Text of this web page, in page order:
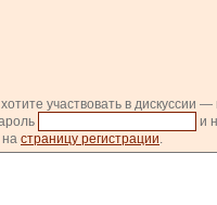
участвовать в дискуссии —
и
на страницу регистрации.